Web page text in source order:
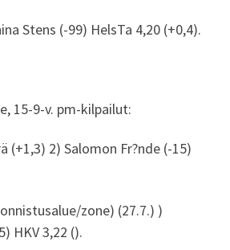
Stens (-99) HelsTa 4,20 (+0,4).
15-9-v. pm-kilpailut:
(+1,3) 2) Salomon Fr?nde (-15)
zone) (27.7.) )
HKV 3,22 ().